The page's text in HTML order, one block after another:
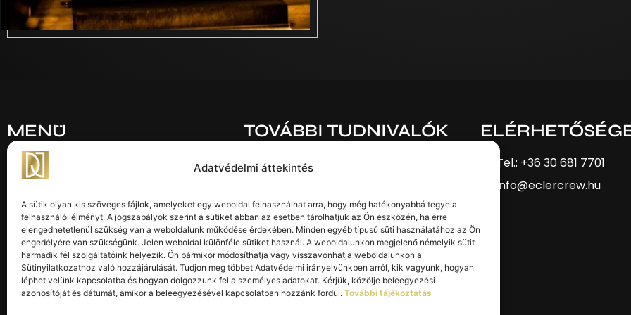
Adatvédelmi áttekintés
A sütik olyan kis szöveges fájlok, amelyeket egy weboldal felhasználhat arra, hogy még hatékonyabbá tegye a
felhasználói élményt. A jogszabályok szerint a sütiket abban az esetben tárolhatjuk az Ön eszközén, ha erre
elengedhetetlenül szükség van a weboldalunk működése érdekében. Minden egyéb típusú süti használatához az Ön
engedélyére van szükségünk. Jelen weboldal különféle sütiket használ. A weboldalunkon megjelenő némelyik sütit
harmadik fél szolgáltatóink helyezik. Ön bármikor módosíthatja vagy visszavonhatja weboldalunkon a
Sütinyilatkozathoz való hozzájárulását. Tudjon meg többet Adatvédelmi irányelvünkben arról, kik vagyunk, hogyan
léphet velünk kapcsolatba és hogyan dolgozzunk fel a személyes adatokat. Kérjük, közölje beleegyezési
azonosítóját és dátumát, amikor a beleegyezésével kapcsolatban hozzánk fordul. További tájékoztatás
MENÜ
Home
Szolgáltatásaink
Technika
Galéria
Kapcsolat
TOVÁBBI TUDNIVALÓK
Impresszum
Adatkezelési és cookie tájékoztató
Felhasználási feltételek
KÖVESS MINKET!
Tel.: +36 30 681 7701
info@eclercrew.hu